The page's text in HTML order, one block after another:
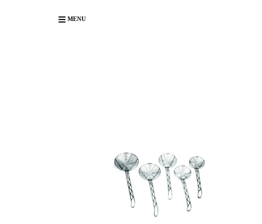
MENU